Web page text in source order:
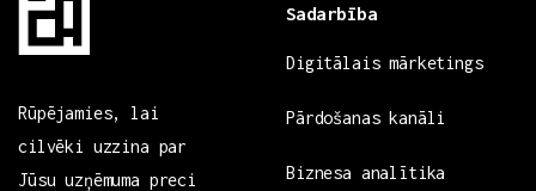
Rūpējamies, lai
cilvēki uzzina par
Jūsu uzņēmuma preci
Sadarbība
Digitālais mārketings
Pārdošanas kanāli
Biznesa analītika